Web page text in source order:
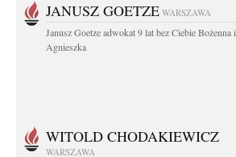
JANUSZ GOETZE WARSZAWA
Janusz Goetze adwokat 9 lat bez Ciebie Bożenna i
Agnieszka
WITOLD CHODAKIEWICZ
WARSZAWA